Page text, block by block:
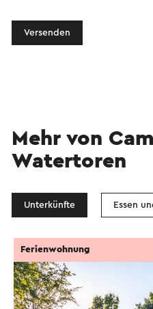
Versenden
Mehr von
Watertoren
Unterkünfte Essen
Ferienwohnung